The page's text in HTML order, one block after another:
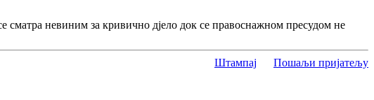
невиним за кривично дјело док се правоснажном пресудом не
Штампај Пошаљи пријатељу